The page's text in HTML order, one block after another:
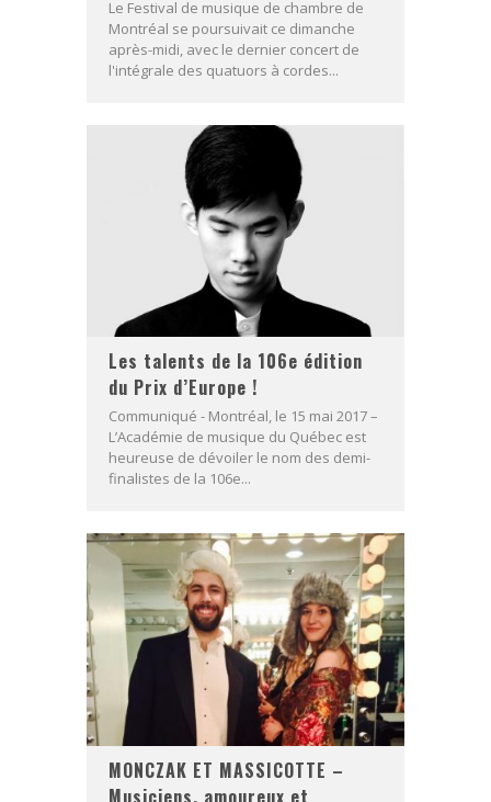
Le Festival de musique de chambre de
Montréal se poursuivait ce dimanche
après-midi, avec le dernier concert de
l'intégrale des quatuors à cordes...
Les talents de la 106e édition
du Prix d’Europe !
Communiqué - Montréal, le 15 mai 2017 –
L’Académie de musique du Québec est
heureuse de dévoiler le nom des demi-
finalistes de la 106e...
MONCZAK ET MASSICOTTE –
Musiciens, amoureux et